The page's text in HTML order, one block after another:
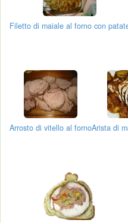
Filetto di maiale al forno con
Arrosto di vitello al fornoArista di